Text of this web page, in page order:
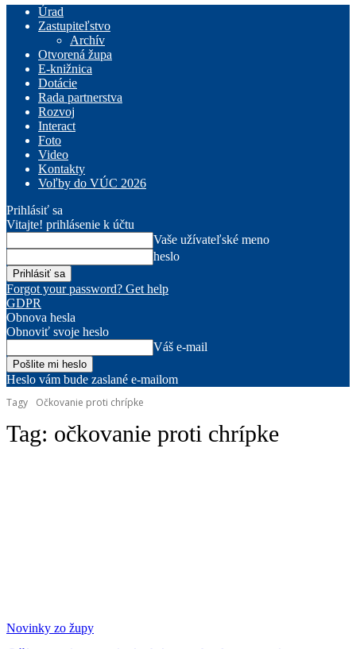
Úrad
Zastupiteľstvo
Archív
Otvorená župa
E-knižnica
Dotácie
Rada partnerstva
Rozvoj
Interact
Foto
Video
Kontakty
Voľby do VÚC 2026
Prihlásiť sa
Vitajte! prihlásenie k účtu
Vaše užívateľské meno
heslo
Forgot your password? Get help
GDPR
Obnova hesla
Obnoviť svoje heslo
Váš e-mail
Heslo vám bude zaslané e-mailom
Tagy
Očkovanie proti chrípke
Tag: očkovanie proti chrípke
Novinky zo župy